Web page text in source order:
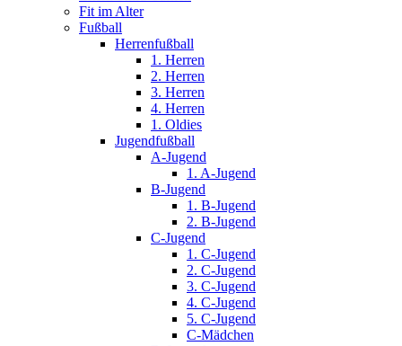
Fit im Alter
Fußball
Herrenfußball
1. Herren
2. Herren
3. Herren
4. Herren
1. Oldies
Jugendfußball
A-Jugend
1. A-Jugend
B-Jugend
1. B-Jugend
2. B-Jugend
C-Jugend
1. C-Jugend
2. C-Jugend
3. C-Jugend
4. C-Jugend
5. C-Jugend
C-Mädchen